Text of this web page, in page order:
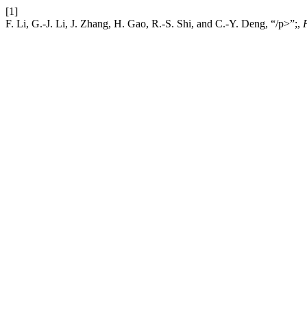
[1]
F. Li, G.-J. Li, J. Zhang, H. Gao, R.-S. Shi, and C.-Y. Deng, “/p>”;,